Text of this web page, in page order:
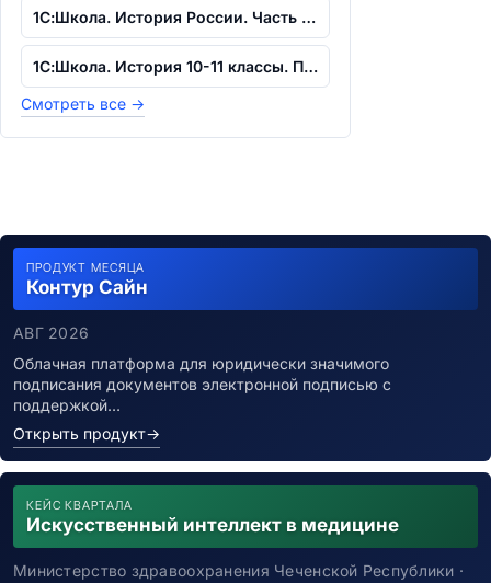
1С:Школа. История России. Часть 1. С д...
1С:Школа. История 10-11 классы. Подгот...
Смотреть все →
ПРОДУКТ МЕСЯЦА
Контур Сайн
АВГ 2026
Облачная платформа для юридически значимого
подписания документов электронной подписью с
поддержкой…
Открыть продукт→
КЕЙС КВАРТАЛА
Искусственный интеллект в медицине
Министерство здравоохранения Чеченской Республики ·